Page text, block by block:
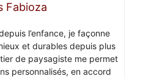
Fabioza
l’enfance, je façonne
et durables depuis plus
de paysagiste me permet
personnalisés, en accord